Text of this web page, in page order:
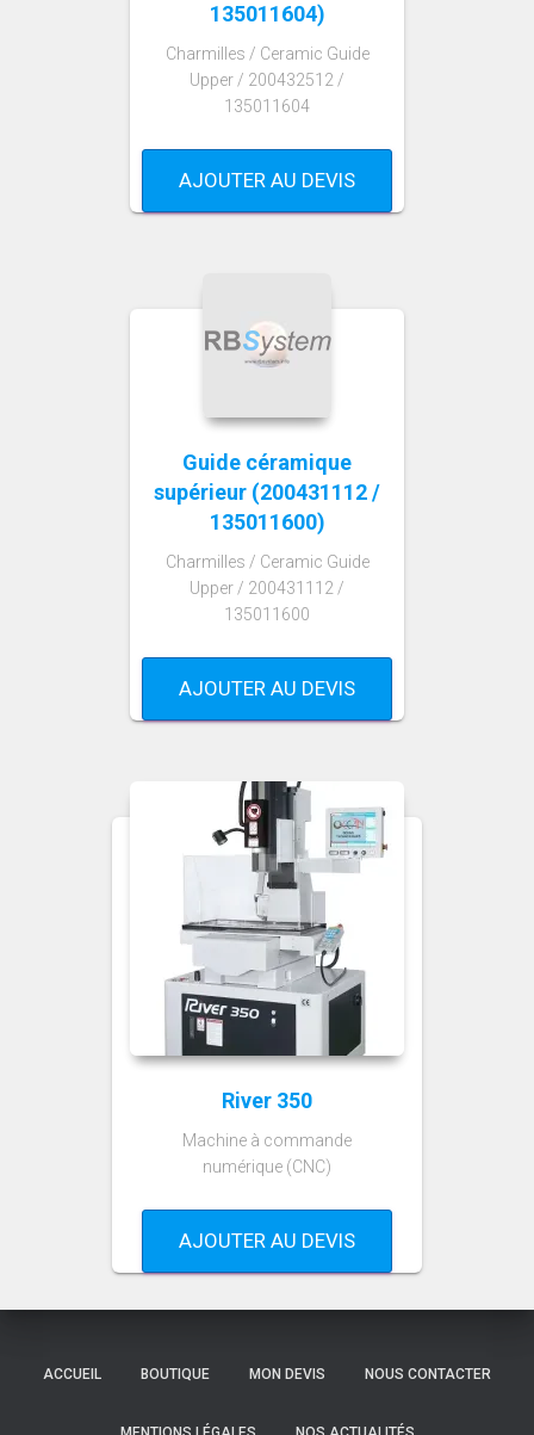
135011604)
Charmilles / Ceramic Guide
Upper / 200432512 /
135011604
AJOUTER AU DEVIS
Guide céramique
supérieur (200431112 /
135011600)
Charmilles / Ceramic Guide
Upper / 200431112 /
135011600
AJOUTER AU DEVIS
River 350
Machine à commande
numérique (CNC)
AJOUTER AU DEVIS
ACCUEIL BOUTIQUE MON DEVIS NOUS CONTACTER